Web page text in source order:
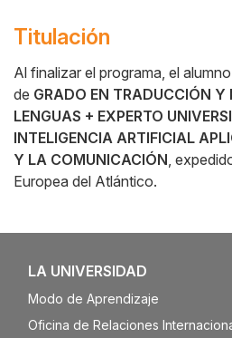
Titulación
Al finalizar el programa, el
de GRADO EN TRADUCCIÓN Y
LENGUAS + EXPERTO
INTELIGENCIA ARTIFICIAL
Y LA COMUNICACIÓN,
Europea del Atlántico.
LA UNIVERSIDAD
Modo de Aprendizaje
Oficina de Relaciones